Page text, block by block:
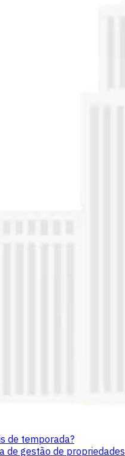
de temporada?
de gestão de propriedades